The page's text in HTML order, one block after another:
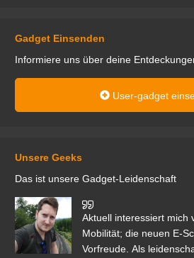
Gadget Einsenden
Informiere uns über deine
User-gadget
Unsere Geeks
Das ist unsere Gadget-Leidenschaft
Aktuell interessiert mich
Mobilität; die neuen E-
Vorfreude. Als